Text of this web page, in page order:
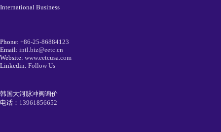
International Business
Phone: +86-25-86884123
Email: intl.biz@eetc.cn
Website: www.eetcusa.com
Linkedin: Follow Us
韩国大河脉冲阀询价
电话： 13961856652